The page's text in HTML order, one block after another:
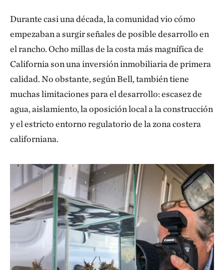
Durante casi una década, la comunidad vio cómo
empezaban a surgir señales de posible desarrollo en
el rancho. Ocho millas de la costa más magnífica de
California son una inversión inmobiliaria de primera
calidad. No obstante, según Bell, también tiene
muchas limitaciones para el desarrollo: escasez de
agua, aislamiento, la oposición local a la construcción
y el estricto entorno regulatorio de la zona costera
californiana.